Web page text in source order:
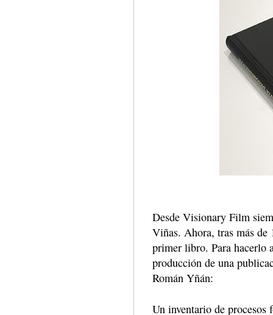
Desde Visionary Film
Viñas. Ahora, tras más de
primer libro. Para hacerlo
producción de una
Román Yñán:
Un inventario de procesos